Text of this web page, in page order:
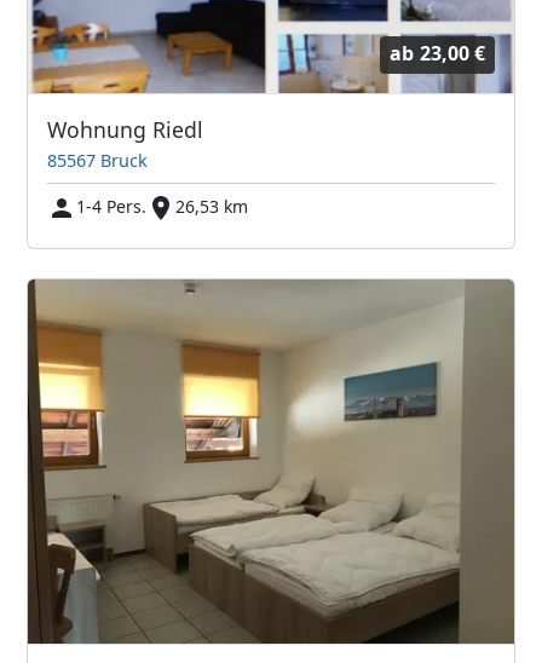
ab 23,00 €
Wohnung Riedl
85567 Bruck
1-4 Pers.
26,53 km